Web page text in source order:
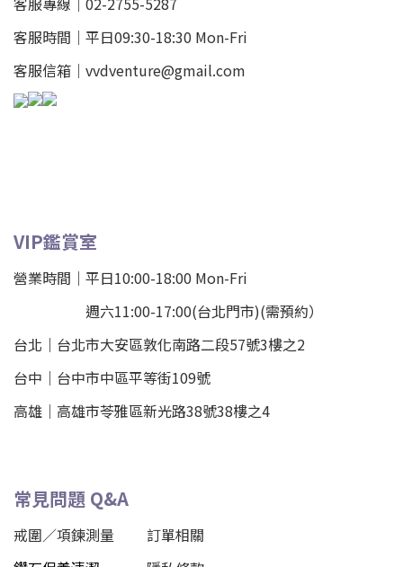
客服時間｜平日09:30-18:30 Mon-Fri
客服信箱｜vvdventure@gmail.com
VIP鑑賞室
營業時間｜平日10:00-18:00 Mon-Fri
週六11:00-17:00(台北門市)(需預約）
台北 ｜ 台北市大安區敦化南路二段57號3樓之2
台中｜ 台中市中區平等街109號
高雄｜ 高雄市苓雅區新光路38號38樓之4
常見問題 Q&A
戒圍／項鍊測量
訂單相關